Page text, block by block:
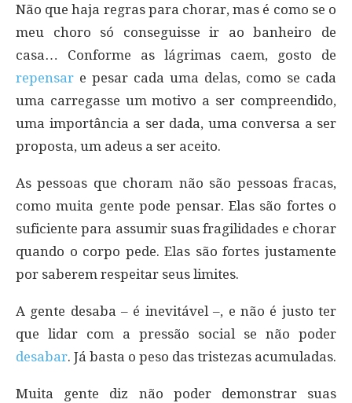
Não que haja regras para chorar, mas é como se o
meu choro só conseguisse ir ao banheiro de
casa… Conforme as lágrimas caem, gosto de
repensar e pesar cada uma delas, como se cada
uma carregasse um motivo a ser compreendido,
uma importância a ser dada, uma conversa a ser
proposta, um adeus a ser aceito.
As pessoas que choram não são pessoas fracas,
como muita gente pode pensar. Elas são fortes o
suficiente para assumir suas fragilidades e chorar
quando o corpo pede. Elas são fortes justamente
por saberem respeitar seus limites.
A gente desaba – é inevitável –, e não é justo ter
que lidar com a pressão social se não poder
desabar. Já basta o peso das tristezas acumuladas.
Muita gente diz não poder demonstrar suas